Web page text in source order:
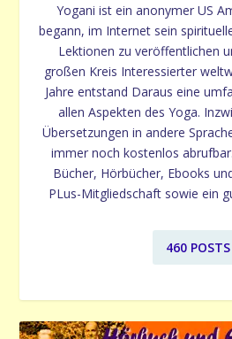
Yogani ist ein anonymer US
begann, im Internet sein
Lektionen zu veröffentlichen
großen Kreis Interessierter
Jahre entstand Daraus eine
allen Aspekten des Yoga.
Übersetzungen in andere
immer noch kostenlos
Bücher, Hörbücher, Ebooks
PLus-Mitgliedschaft sowie ein
460 POSTS